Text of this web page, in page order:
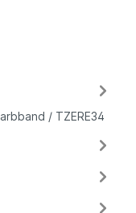
/ TZERE34